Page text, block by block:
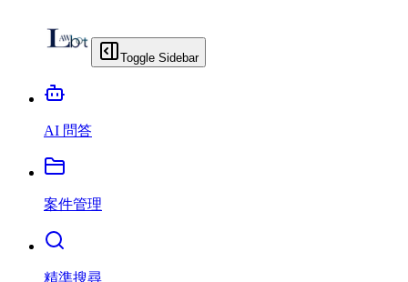
Toggle Sidebar
AI 問答
案件管理
精準搜尋